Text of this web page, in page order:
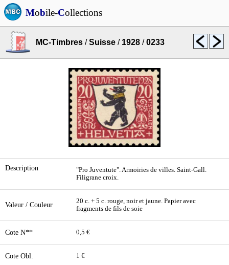
Mobile-Collections
MC-Timbres /Suisse / 1928 /0233
Description
"Pro Juventute". Armoiries de villes. Saint-Gall.
Filigrane croix.
Valeur / Couleur
20 c. + 5 c. rouge, noir et jaune. Papier avec
fragments de fils de soie
Cote N** 0,5 €
Cote Obl. 1 €